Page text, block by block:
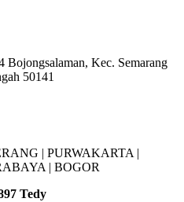
Bojongsalaman, Kec. Semarang
50141
| PURWAKARTA |
| BOGOR
Tedy